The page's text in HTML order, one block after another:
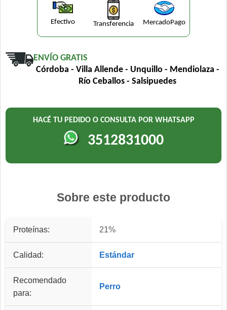
Efectivo Transferencia MercadoPago
ENVÍO GRATIS
Córdoba - Villa Allende - Unquillo - Mendiolaza -
Río Ceballos - Salsipuedes
HACÉ TU PEDIDO O CONSULTA POR WHATSAPP
3512831000
Sobre este producto
Proteínas: 21%
Calidad: Estándar
Recomendado
para:
Perro